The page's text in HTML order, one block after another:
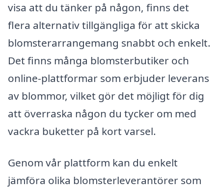
visa att du tänker på någon, finns det
flera alternativ tillgängliga för att skicka
blomsterarrangemang snabbt och enkelt.
Det finns många blomsterbutiker och
online-plattformar som erbjuder leverans
av blommor, vilket gör det möjligt för dig
att överraska någon du tycker om med
vackra buketter på kort varsel.
Genom vår plattform kan du enkelt
jämföra olika blomsterleverantörer som